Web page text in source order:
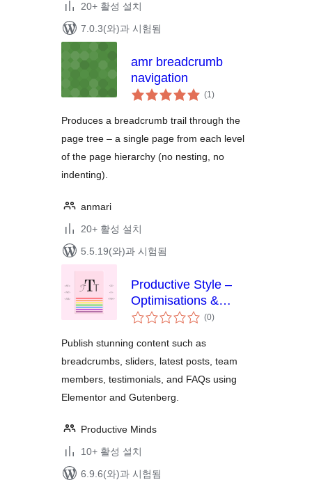
20+ 활성 설치
7.0.3(와)과 시험됨
amr breadcrumb
navigation
(1전
체
점
)
Produces a breadcrumb trail through the
page tree – a single page from each level
of the page hierarchy (no nesting, no
indenting).
anmari
20+ 활성 설치
5.5.19(와)과 시험됨
Productive Style –
Optimisations &
Content Publishing
(0전
체)
Publish stunning content such as
breadcrumbs, sliders, latest posts, team
members, testimonials, and FAQs using
Elementor and Gutenberg.
Productive Minds
10+ 활성 설치
6.9.6(와)과 시험됨